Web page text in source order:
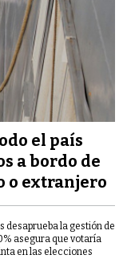
el país
a bordo de
o extranjero
desaprueba la gestión de
asegura que votaría
en las elecciones